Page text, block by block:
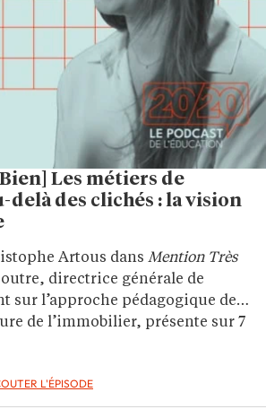
Les métiers de
delà des clichés : la vision
Artous dans Mention Très
directrice générale de
sur l’approche pédagogique de
de l’immobilier, présente sur 7
L'ÉPISODE